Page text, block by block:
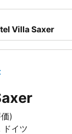
)
イツ